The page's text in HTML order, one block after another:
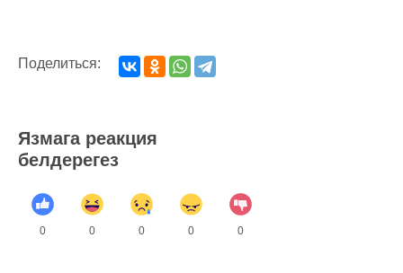
Поделиться:
Язмага реакция
белдерегез
0 0 0 0 0